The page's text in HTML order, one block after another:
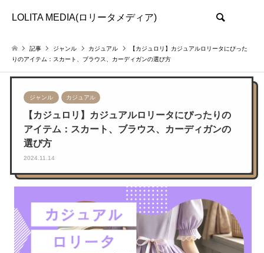
LOLITA MEDIA(ロリータメディア)
記事 ジャンル カジュアル
【カジュロリ】カジュアルロリータにぴった
りのアイテム：スカート、ブラウス、カーディガンの選び方
ジャンル カジュアル
【カジュロリ】カジュアルロリータにぴったりの
アイテム：スカート、ブラウス、カーディガンの
選び方
2024.11.14